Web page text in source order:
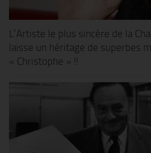
L’Artiste le plus sincère de la
laisse un héritage de superbes
« Christophe » !!